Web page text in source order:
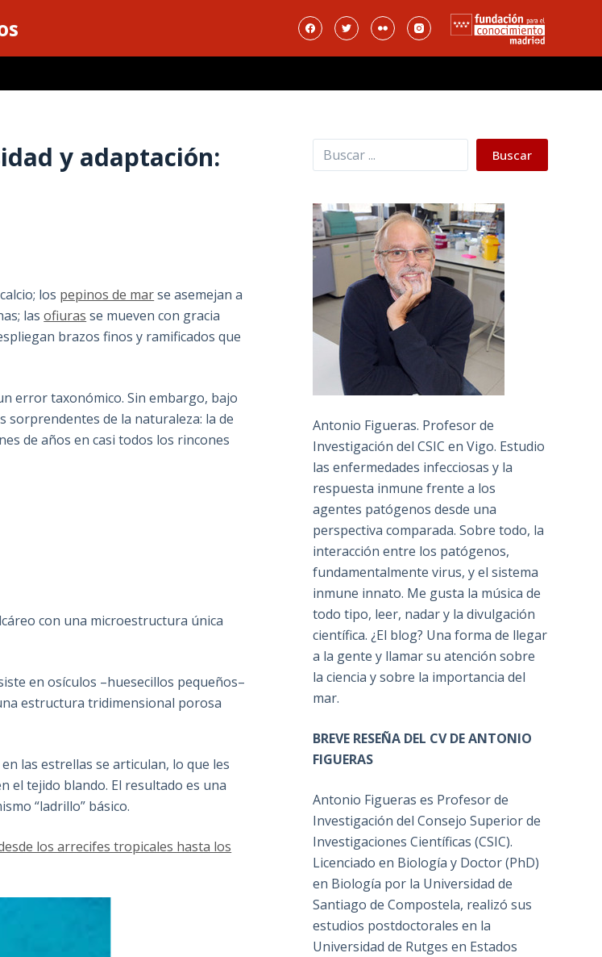
y adaptación:
los pepinos de marse asemejan a
lasofiuras se mueven con gracia
brazos finos y ramificados que
error taxonómico. Sin embargo, bajo
sorprendentes de la naturaleza: la de
de años en casi todos los rincones
con una microestructura única
en osículos –huesecillos pequeños–
estructura tridimensional porosa
las estrellas se articulan, lo que les
el tejido blando. El resultado es una
“ladrillo” básico.
los arrecifes tropicales hasta los
Buscar Buscar
Antonio Figueras. Profesor de
Investigación del CSIC en Vigo. Estudio
las enfermedades infecciosas y la
respuesta inmune frente a los
agentes patógenos desde una
perspectiva comparada. Sobre todo, la
interacción entre los patógenos,
fundamentalmente virus, y el sistema
inmune innato. Me gusta la música de
todo tipo, leer, nadar y la divulgación
científica. ¿El blog? Una forma de llegar
a la gente y llamar su atención sobre
la ciencia y sobre la importancia del
mar.
BREVE RESEÑA DEL CV DE ANTONIO
FIGUERAS
Antonio Figueras es Profesor de
Investigación del Consejo Superior de
Investigaciones Científicas (CSIC).
Licenciado en Biología y Doctor (PhD)
en Biología por la Universidad de
Santiago de Compostela, realizó sus
estudios postdoctorales en la
Universidad de Rutges en Estados